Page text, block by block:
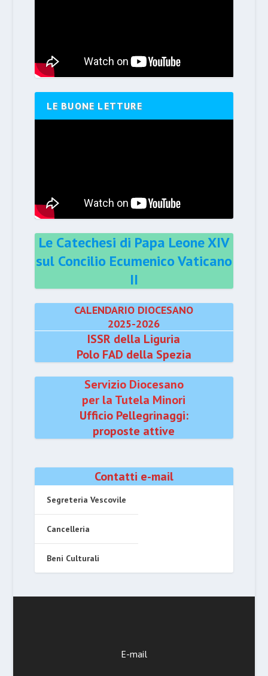
LE BUONE LETTURE
Le Catechesi di Papa Leone XIV
sul Concilio Ecumenico Vaticano
II
CALENDARIO DIOCESANO
2025-2026
ISSR della Liguria
Polo FAD della Spezia
Servizio Diocesano
per la Tutela Minori
Ufficio Pellegrinaggi:
proposte attive
Contatti e-mail
Segreteria Vescovile
Cancelleria
Beni Culturali
E-mail